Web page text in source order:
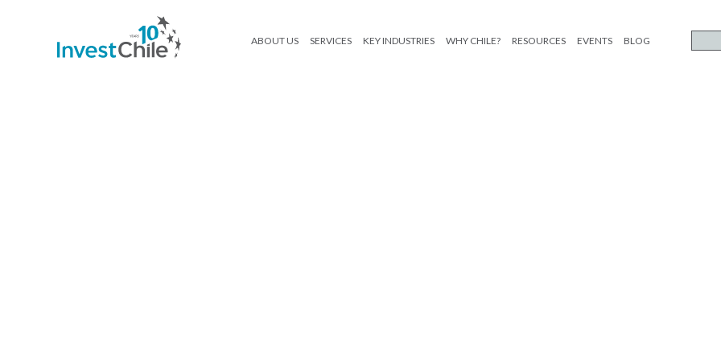
ABOUT US SERVICES KEY INDUSTRIES WHY CHILE? RESOURCES EVENTS BLOG